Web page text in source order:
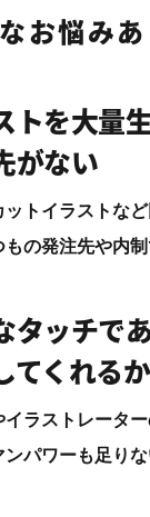
お悩み
トを大量
がない
ットイラストな
もの発注先や内
タッチで
てくれる
イラストレータ
ンパワーも足り